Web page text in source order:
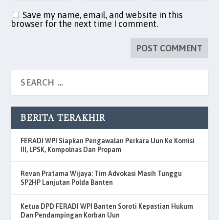
Save my name, email, and website in this
browser for the next time I comment.
BERITA TERAKHIR
FERADI WPI Siapkan Pengawalan Perkara Uun Ke Komisi
III, LPSK, Kompolnas Dan Propam
Revan Pratama Wijaya: Tim Advokasi Masih Tunggu
SP2HP Lanjutan Polda Banten
Ketua DPD FERADI WPI Banten Soroti Kepastian Hukum
Dan Pendampingan Korban Uun